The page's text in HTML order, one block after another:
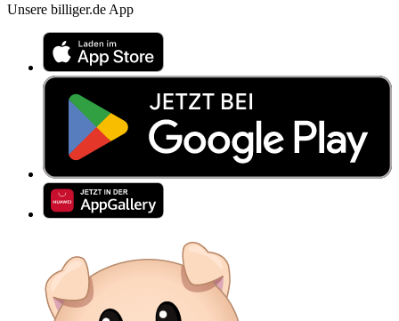
Unsere billiger.de App